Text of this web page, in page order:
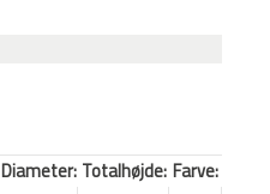
Diameter: Totalhøjde: Farve: